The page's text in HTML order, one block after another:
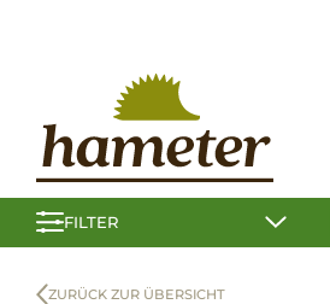
FILTER
ZURÜCK ZUR ÜBERSICHT